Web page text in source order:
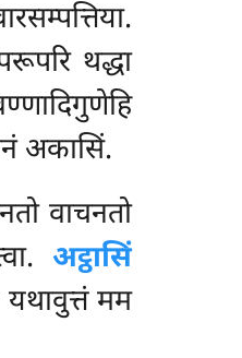
थद्धा
अकासिं.
वाचनतो
अट्ठासिं
यथावुत्तं मम